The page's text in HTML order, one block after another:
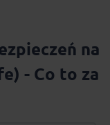
na
- Co to za